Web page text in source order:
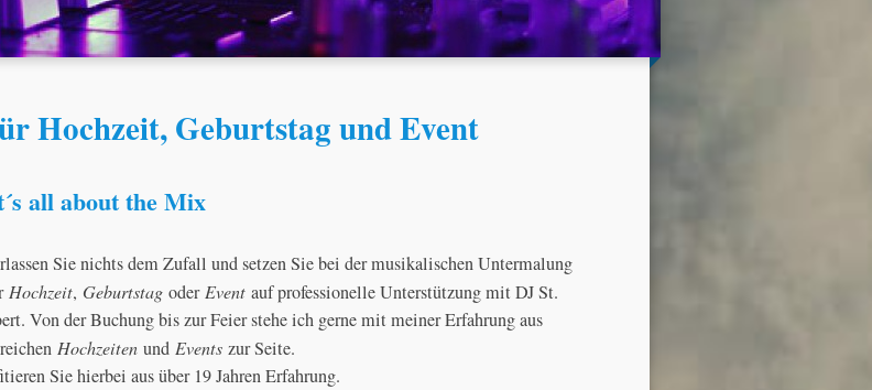
Hochzeit, Geburtstag und Event
all about the Mix
Sie nichts dem Zufall und setzen Sie bei der musikalischen Untermalung
Hochzeit, Geburtstag oder Event auf professionelle Unterstützung mit DJ St.
Von der Buchung bis zur Feier stehe ich gerne mit meiner Erfahrung aus
Hochzeiten und Events zur Seite.
Sie hierbei aus über 19 Jahren Erfahrung.